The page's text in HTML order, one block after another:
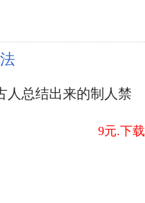
人总结出来的制人禁
9元.下载